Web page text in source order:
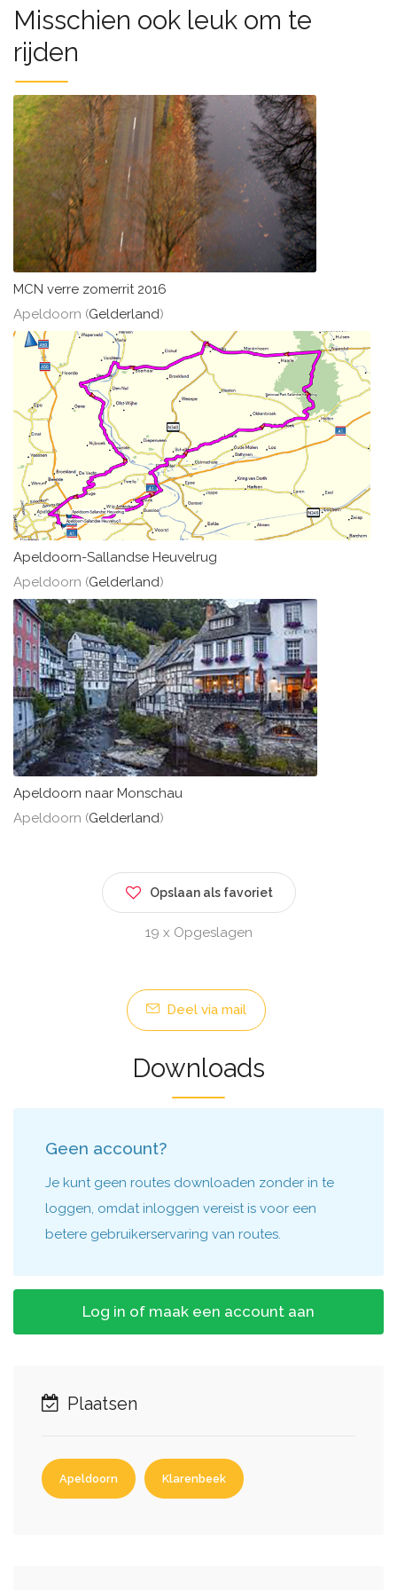
Misschien ook leuk om te
rijden
MCN verre zomerrit 2016
Apeldoorn (Gelderland)
Apeldoorn-Sallandse Heuvelrug
Apeldoorn (Gelderland)
Apeldoorn naar Monschau
Apeldoorn (Gelderland)
Opslaan als favoriet
19 x Opgeslagen
Deel via mail
Downloads
Geen account?
Je kunt geen routes downloaden zonder in te
loggen, omdat inloggen vereist is voor een
betere gebruikerservaring van routes.
Log in of maak een account aan
Plaatsen
Apeldoorn Klarenbeek